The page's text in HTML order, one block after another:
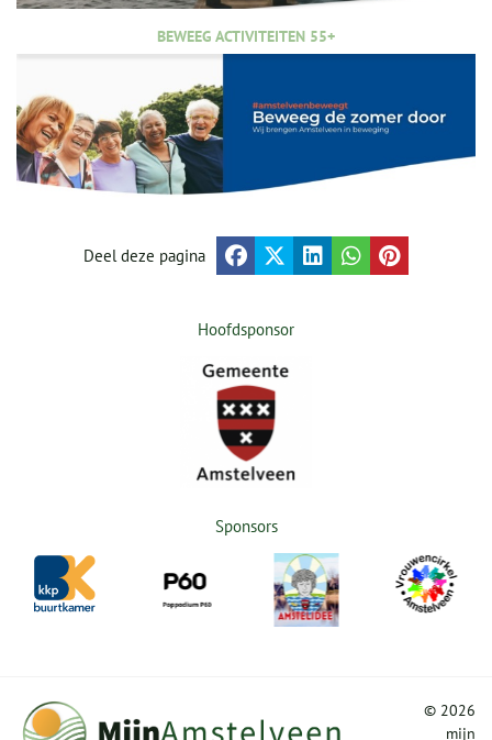
BEWEEG ACTIVITEITEN 55+
Deel deze pagina
Hoofdsponsor
Sponsors
© 2026
mijn